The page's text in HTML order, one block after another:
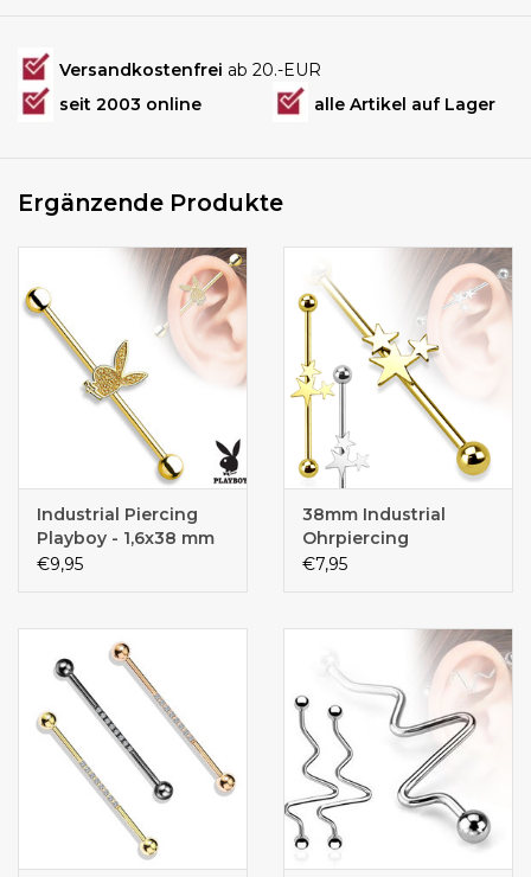
Versandkostenfrei ab 20.-EUR
seit 2003 online
alle Artikel auf Lager
Ergänzende Produkte
Industrial Piercing
Playboy - 1,6x38 mm
€9,95
38mm Industrial
Ohrpiercing
€7,95